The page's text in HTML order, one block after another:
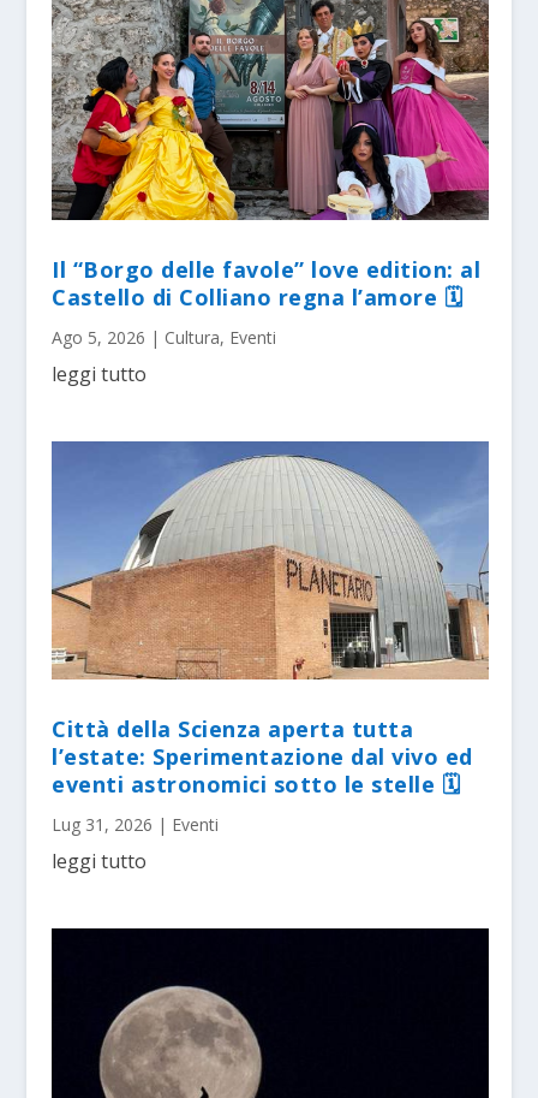
Il “Borgo delle favole” love edition: al
Castello di Colliano regna l’amore 🗓
Ago 5, 2026 | Cultura, Eventi
leggi tutto
Città della Scienza aperta tutta
l’estate: Sperimentazione dal vivo ed
eventi astronomici sotto le stelle 🗓
Lug 31, 2026 | Eventi
leggi tutto